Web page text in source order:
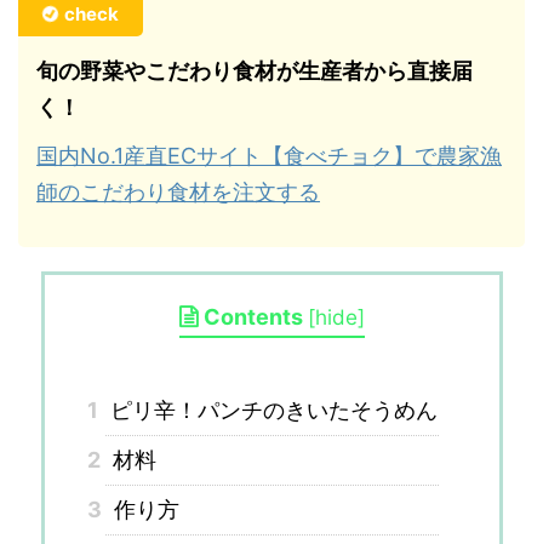
check
旬の野菜やこだわり食材が生産者から直接届
く！
国内No.1産直ECサイト【食べチョク】で農家漁
師のこだわり食材を注文する
Contents [hide]
1
ピリ辛！パンチのきいたそうめん
2 材料
3 作り方